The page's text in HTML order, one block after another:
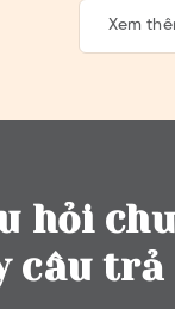
Xem
hỏi
câu trả